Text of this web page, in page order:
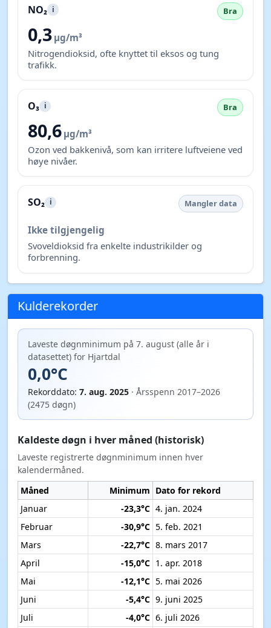
NO₂ i Bra
0,3 µg/m³
Nitrogendioksid, ofte knyttet til eksos og tung
trafikk.
O₃ i Bra
80,6 µg/m³
Ozon ved bakkenivå, som kan irritere luftveiene ved
høye nivåer.
SO₂ i Mangler data
Ikke tilgjengelig
Svoveldioksid fra enkelte industrikilder og
forbrenning.
Kulderekorder
Laveste døgnminimum på 7. august (alle år i
datasettet) for Hjartdal
0,0°C
Rekorddato: 7. aug. 2025 · Årsspenn 2017–2026
(2475 døgn)
Kaldeste døgn i hver måned (historisk)
Laveste registrerte døgnminimum innen hver
kalendermåned.
Måned
Minimum Dato for rekord
Januar
-23,3°C 4. jan. 2024
Februar
-30,9°C 5. feb. 2021
Mars
-22,7°C 8. mars 2017
April
-15,0°C 1. apr. 2018
Mai
-12,1°C 5. mai 2026
Juni
-5,4°C 9. juni 2025
Juli
-4,0°C 6. juli 2026